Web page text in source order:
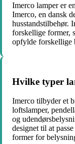
Imerco lamper er
Imerco, en dansk
husstandstilbehør.
forskellige former,
opfylde forskellige
Hvilke typer
Imerco tilbyder et
loftslamper,
og
designet til at
former for